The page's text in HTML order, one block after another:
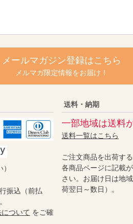
メールマガジン登録はこちら
メルマガ限定情報をお届け！
振込（前払
ついて をご確
送料・納期
一部地域は送料
送料一覧はこちら
ご注文商品を出荷す
各商品ページに記載
さい。お届け日は地
荷翌日～数日）。